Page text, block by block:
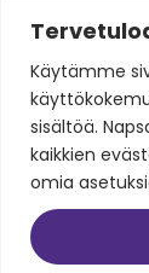
Käytämme
sisältöä.
kaikkien
omia